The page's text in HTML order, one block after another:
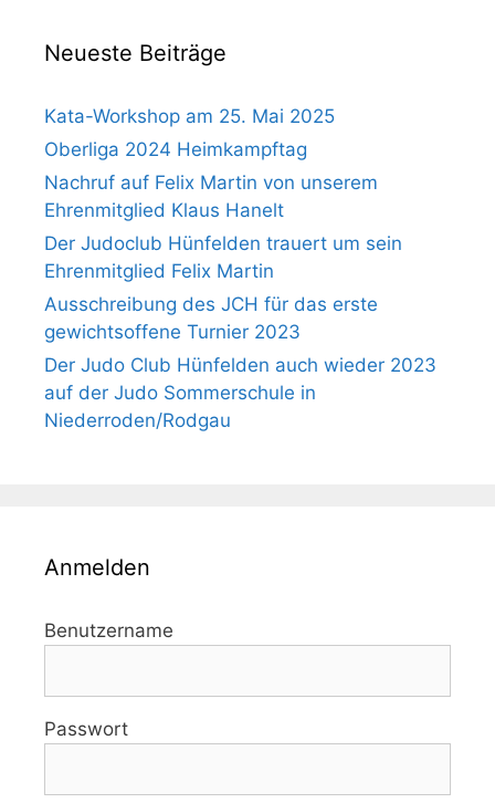
Neueste Beiträge
Kata-Workshop am 25. Mai 2025
Oberliga 2024 Heimkampftag
Nachruf auf Felix Martin von unserem
Ehrenmitglied Klaus Hanelt
Der Judoclub Hünfelden trauert um sein
Ehrenmitglied Felix Martin
Ausschreibung des JCH für das erste
gewichtsoffene Turnier 2023
Der Judo Club Hünfelden auch wieder 2023
auf der Judo Sommerschule in
Niederroden/Rodgau
Anmelden
Benutzername
Passwort